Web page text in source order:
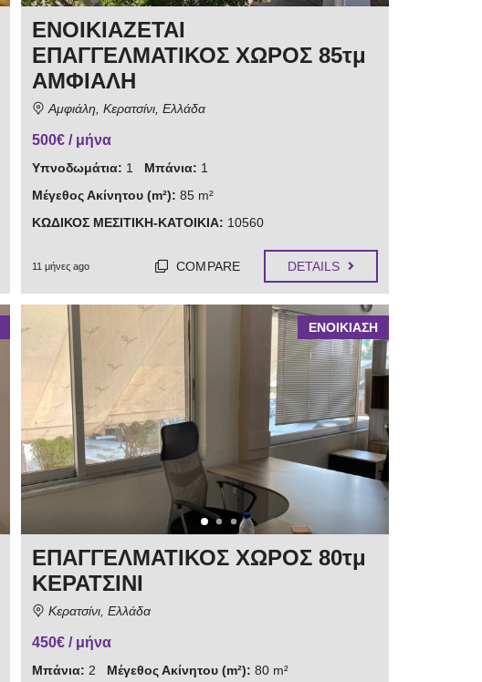
ΕΝΟΙΚΙΑΖΕΤΑΙ
ΕΠΑΓΓΕΛΜΑΤΙΚΟΣ ΧΩΡΟΣ 85τμ
ΑΜΦΙΑΛΗ
Αμφιάλη, Κερατσίνι, Ελλάδα
500€ / μήνα
Υπνοδωμάτια: 1 Μπάνια: 1
Μέγεθος Ακίνητου (m²): 85 m²
ΚΩΔΙΚΟΣ ΜΕΣΙΤΙΚΗ-ΚΑΤΟΙΚΙΑ: 10560
11 μήνες ago COMPARE DETAILS
ΕΝΟΙΚΙΑΣΗ
ΕΠΑΓΓΕΛΜΑΤΙΚΟΣ ΧΩΡΟΣ 80τμ
ΚΕΡΑΤΣΙΝΙ
Κερατσίνι, Ελλάδα
450€ / μήνα
Μπάνια: 2 Μέγεθος Ακίνητου (m²): 80 m²